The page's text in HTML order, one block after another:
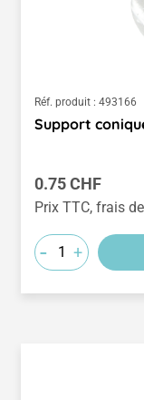
Réf. produit : 493166
Support
Prix régulier :
0.75 CHF
Prix TTC, frais
- +